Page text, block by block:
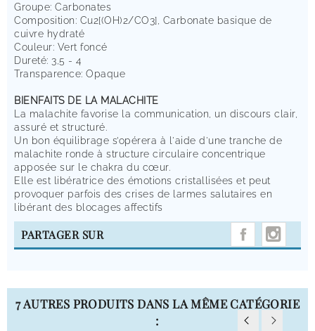
Groupe: Carbonates
Composition: Cu2[(OH)2/CO3], Carbonate basique de
cuivre hydraté
Couleur: Vert foncé
Dureté: 3,5 - 4
Transparence: Opaque
BIENFAITS DE LA MALACHITE
La malachite favorise la communication, un discours clair,
assuré et structuré.
Un bon équilibrage s’opérera à l'aide d'une tranche de
malachite ronde à structure circulaire concentrique
apposée sur le chakra du cœur.
Elle est libératrice des émotions cristallisées et peut
provoquer parfois des crises de larmes salutaires en
libérant des blocages affectifs
PARTAGER SUR
7 AUTRES PRODUITS DANS LA MÊME CATÉGORIE
: